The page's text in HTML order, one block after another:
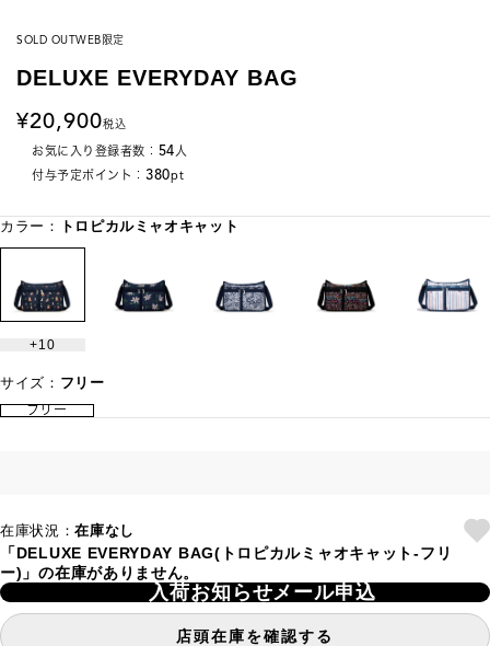
SOLD OUTWEB限定
DELUXE EVERYDAY BAG
20,900税込
お気に入り登録者数： 54人
付与予定ポイント： 380pt
カラー： トロピカルミャオキャット
10
サイズ： フリー
フリー
在庫状況：在庫なし
「DELUXE EVERYDAY BAG(トロピカルミャオキャット-フリ
ー)」の在庫がありません。
入荷お知らせメール申込
店頭在庫を確認する